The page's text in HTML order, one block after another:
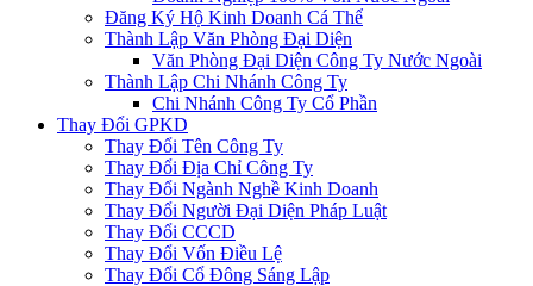
Đăng Ký Hộ Kinh Doanh Cá Thể
Thành Lập Văn Phòng Đại Diện
Văn Phòng Đại Diện Công Ty Nước Ngoài
Thành Lập Chi Nhánh Công Ty
Chi Nhánh Công Ty Cổ Phần
Thay Đổi GPKD
Thay Đổi Tên Công Ty
Thay Đổi Địa Chỉ Công Ty
Thay Đổi Ngành Nghề Kinh Doanh
Thay Đổi Người Đại Diện Pháp Luật
Thay Đổi CCCD
Thay Đổi Vốn Điều Lệ
Thay Đổi Cổ Đông Sáng Lập